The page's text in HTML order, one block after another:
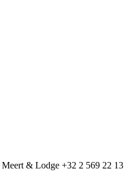
Meert & Lodge +32 2 569 22 13